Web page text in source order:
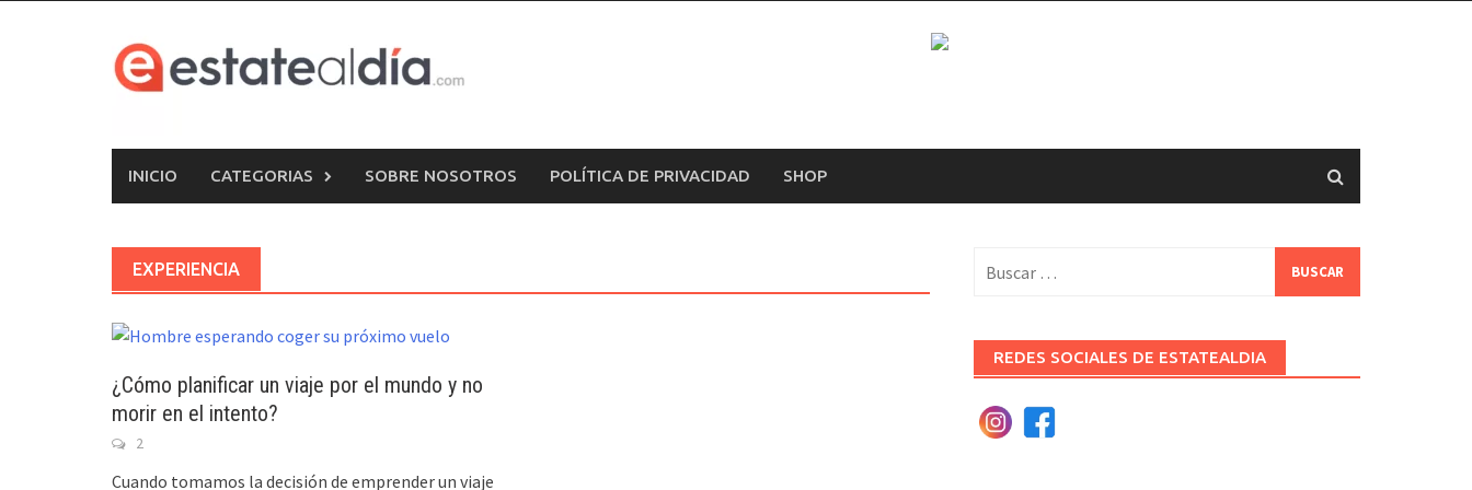
INICIO CATEGORIAS SOBRE NOSOTROS POLÍTICA DE PRIVACIDAD SHOP
EXPERIENCIA
¿Cómo planificar un viaje por el mundo y no
morir en el intento?
2
Cuando tomamos la decisión de emprender un viaje
REDES SOCIALES DE ESTATEALDIA